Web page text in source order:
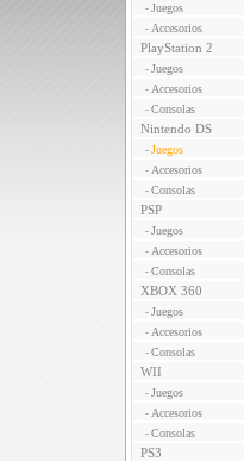
- Juegos
- Accesorios
PlayStation 2
- Juegos
- Accesorios
- Consolas
Nintendo DS
- Juegos
- Accesorios
- Consolas
PSP
- Juegos
- Accesorios
- Consolas
XBOX 360
- Juegos
- Accesorios
- Consolas
WII
- Juegos
- Accesorios
- Consolas
PS3